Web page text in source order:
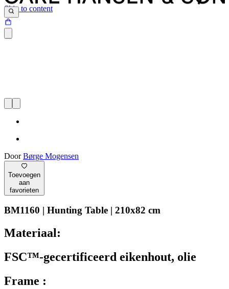
Skip to content
DoorBørge Mogensen
Toevoegen
aan
favorieten
BM1160 | Hunting Table | 210x82 cm
Materiaal:
FSC™-gecertificeerd eikenhout, olie
Frame :